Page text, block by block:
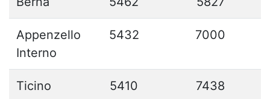
Appenzello
Interno
5432 7000
Ticino 5410 7438